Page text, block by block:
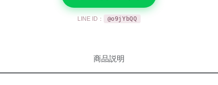
LINE ID： @o9jYbQQ
商品説明